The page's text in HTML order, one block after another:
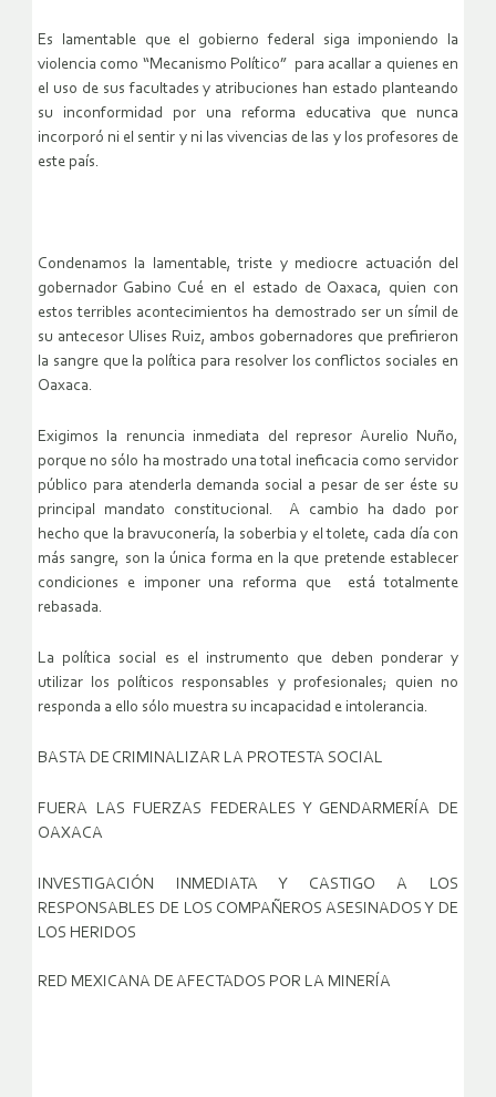
Es lamentable que el gobierno federal siga imponiendo la
violencia como “Mecanismo Político” para acallar a quienes en
el uso de sus facultades y atribuciones han estado planteando
su inconformidad por una reforma educativa que nunca
incorporó ni el sentir y ni las vivencias de las y los profesores de
este país.
Condenamos la lamentable, triste y mediocre actuación del
gobernador Gabino Cué en el estado de Oaxaca, quien con
estos terribles acontecimientos ha demostrado ser un símil de
su antecesor Ulises Ruiz, ambos gobernadores que prefirieron
la sangre que la política para resolver los conflictos sociales en
Oaxaca.
Exigimos la renuncia inmediata del represor Aurelio Nuño,
porque no sólo ha mostrado una total ineficacia como servidor
público para atenderla demanda social a pesar de ser éste su
principal mandato constitucional. A cambio ha dado por
hecho que la bravuconería, la soberbia y el tolete, cada día con
más sangre, son la única forma en la que pretende establecer
condiciones e imponer una reforma que está totalmente
rebasada.
La política social es el instrumento que deben ponderar y
utilizar los políticos responsables y profesionales; quien no
responda a ello sólo muestra su incapacidad e intolerancia.
BASTA DE CRIMINALIZAR LA PROTESTA SOCIAL
FUERA LAS FUERZAS FEDERALES Y GENDARMERÍA DE
OAXACA
INVESTIGACIÓN INMEDIATA Y CASTIGO A LOS
RESPONSABLES DE LOS COMPAÑEROS ASESINADOS Y DE
LOS HERIDOS
RED MEXICANA DE AFECTADOS POR LA MINERÍA